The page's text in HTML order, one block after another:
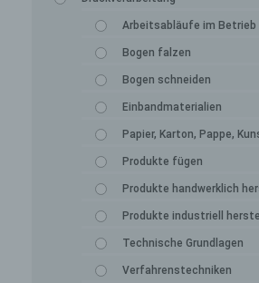
Arbeitsabläufe im Betrieb
Bogen falzen
Bogen schneiden
Einbandmaterialien
Papier, Karton, Pappe,
Produkte fügen
Produkte handwerklich
Produkte industriell
Technische Grundlagen
Verfahrenstechniken